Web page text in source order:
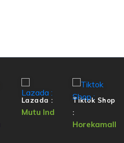
Lazada :
Mutu Ind
Tiktok Shop
:
Horekamall